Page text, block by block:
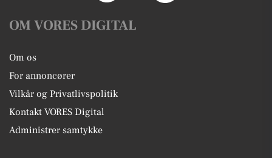
OM VORES DIGITAL
Om os
For annoncører
Vilkår og Privatlivspolitik
Kontakt VORES Digital
Administrer samtykke